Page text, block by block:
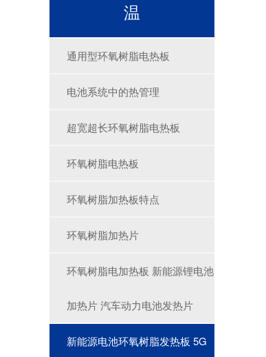
温
通用型环氧树脂电热板
电池系统中的热管理
超宽超长环氧树脂电热板
环氧树脂电热板
环氧树脂加热板特点
环氧树脂加热片
环氧树脂电加热板 新能源锂电池
加热片 汽车动力电池发热片
新能源电池环氧树脂发热板 5G